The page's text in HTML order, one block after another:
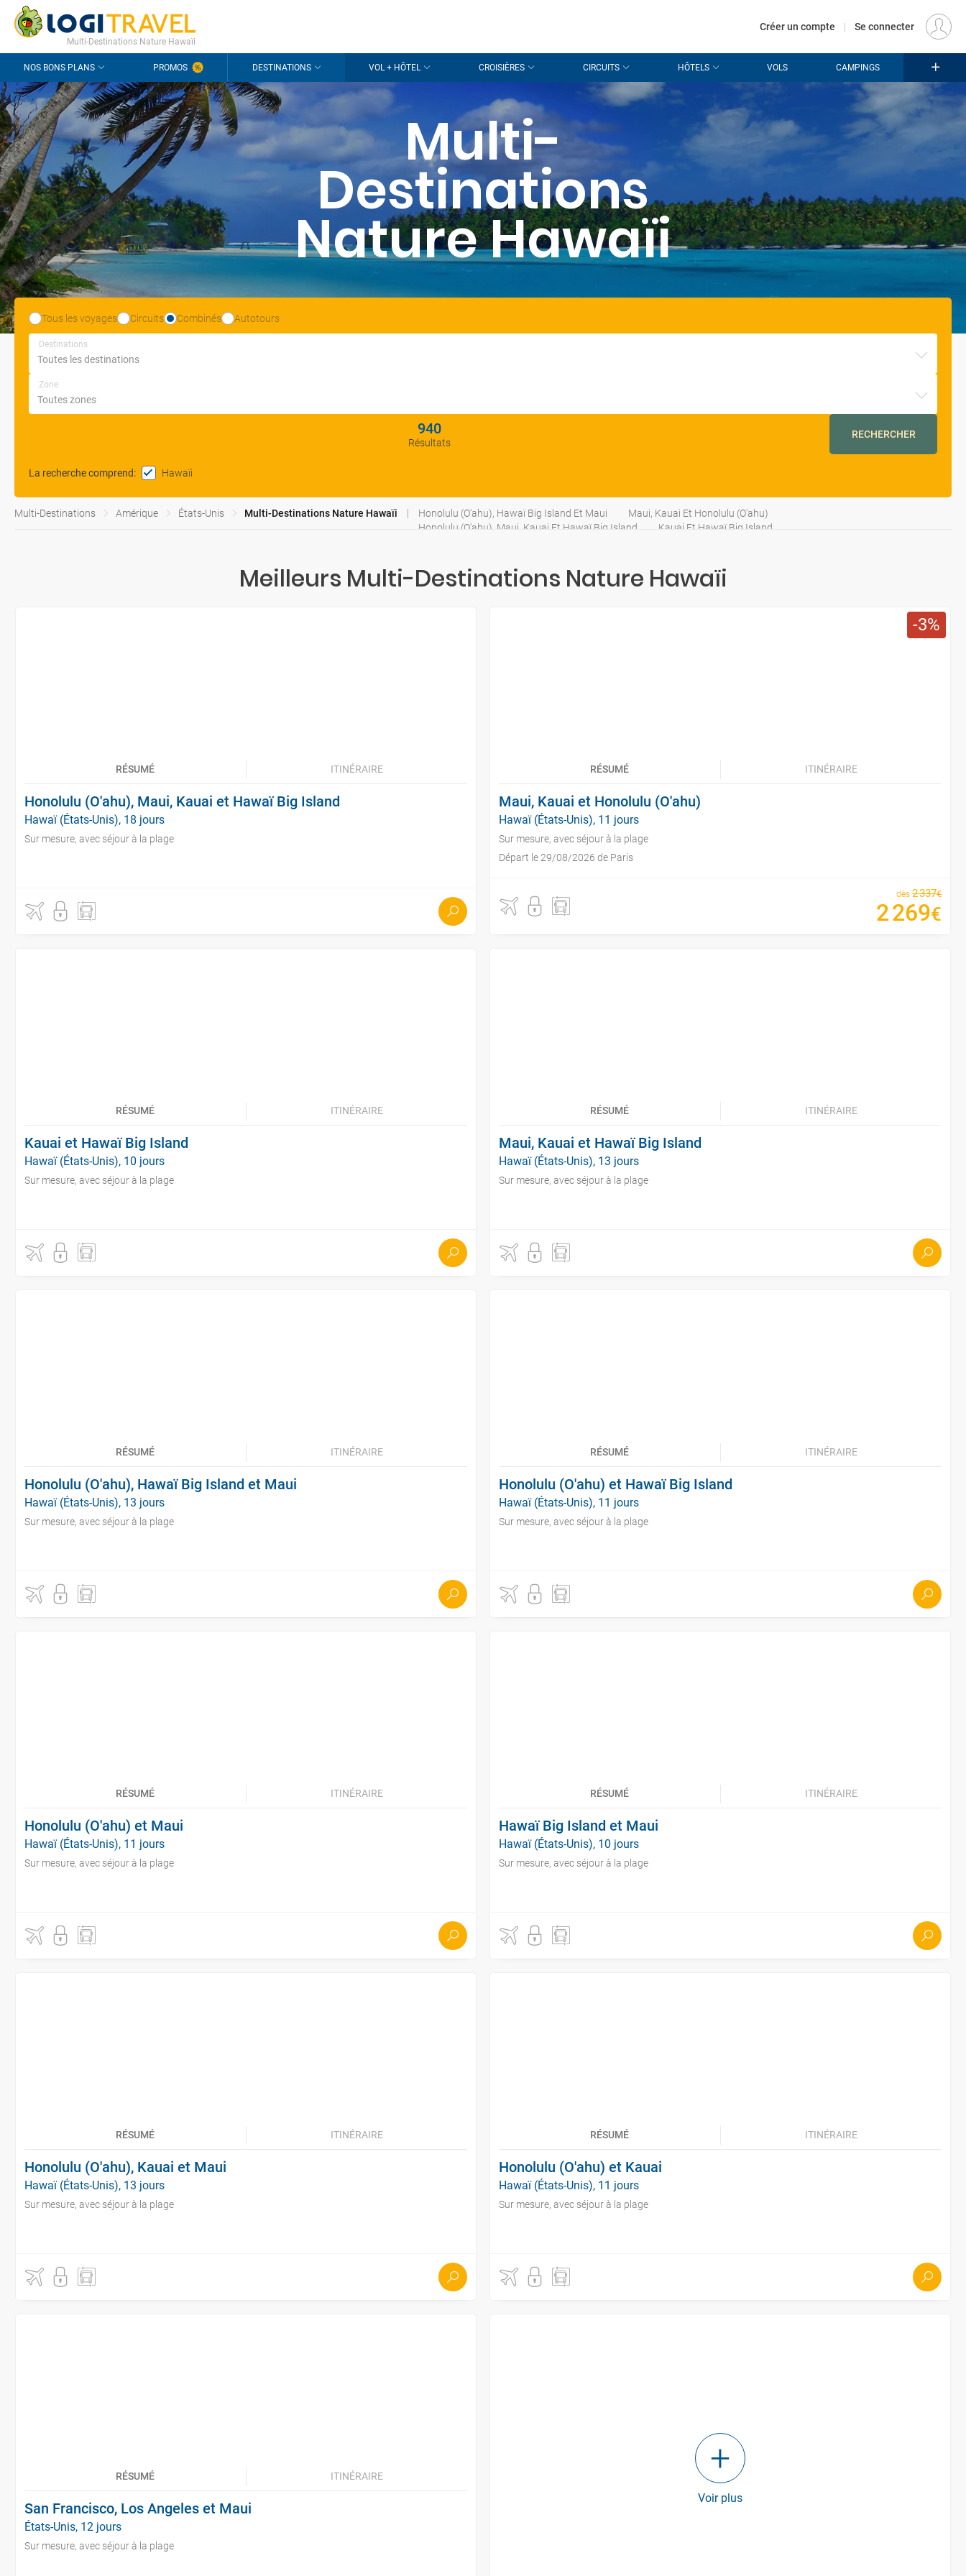
CONTACT QUESTIONS FRÉQUENTES EUR
Multi-Destinations Nature Hawaïi
Créer un compte | Se connecter
NOS BONS PLANS PROMOS DESTINATIONS VOL + HÔTEL CROISIÈRES CIRCUITS HÔTELS VOLS CAMPINGS
Multi-
Destinations
Nature Hawaïi
Tous les voyages Circuits Combinés Autotours
Destinations
Zone
940
Résultats
RECHERCHER
La recherche comprend: Hawaïi
Multi-Destinations Amérique États-Unis Multi-Destinations Nature Hawaïi Honolulu (O'ahu), Hawaï Big Island Et Maui
Maui, Kauai Et Honolulu (O'ahu)
Honolulu (O'ahu), Maui, Kauai Et Hawaï Big Island
Kauai Et Hawaï Big Island
Meilleurs Multi-Destinations Nature Hawaïi
RÉSUMÉ ITINÉRAIRE
Honolulu (O'ahu), Maui, Kauai et Hawaï Big Island
Hawaï (États-Unis), 18 jours
Sur mesure, avec séjour à la plage
3
RÉSUMÉ ITINÉRAIRE
Maui, Kauai et Honolulu (O'ahu)
Hawaï (États-Unis), 11 jours
Sur mesure, avec séjour à la plage
Départ le 29/08/2026 de Paris
dès 2337€
2269€
RÉSUMÉ ITINÉRAIRE
Kauai et Hawaï Big Island
Hawaï (États-Unis), 10 jours
Sur mesure, avec séjour à la plage
RÉSUMÉ ITINÉRAIRE
Maui, Kauai et Hawaï Big Island
Hawaï (États-Unis), 13 jours
Sur mesure, avec séjour à la plage
RÉSUMÉ ITINÉRAIRE
Honolulu (O'ahu), Hawaï Big Island et Maui
Hawaï (États-Unis), 13 jours
Sur mesure, avec séjour à la plage
RÉSUMÉ ITINÉRAIRE
Honolulu (O'ahu) et Hawaï Big Island
Hawaï (États-Unis), 11 jours
Sur mesure, avec séjour à la plage
RÉSUMÉ ITINÉRAIRE
Honolulu (O'ahu) et Maui
Hawaï (États-Unis), 11 jours
Sur mesure, avec séjour à la plage
RÉSUMÉ ITINÉRAIRE
Hawaï Big Island et Maui
Hawaï (États-Unis), 10 jours
Sur mesure, avec séjour à la plage
RÉSUMÉ ITINÉRAIRE
Honolulu (O'ahu), Kauai et Maui
Hawaï (États-Unis), 13 jours
Sur mesure, avec séjour à la plage
RÉSUMÉ ITINÉRAIRE
Honolulu (O'ahu) et Kauai
Hawaï (États-Unis), 11 jours
Sur mesure, avec séjour à la plage
RÉSUMÉ ITINÉRAIRE
San Francisco, Los Angeles et Maui
États-Unis, 12 jours
Sur mesure, avec séjour à la plage
Voir plus